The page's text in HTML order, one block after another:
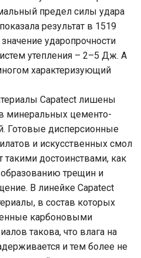
предел силы удара
результат в 1519
ударопрочности
утепления – 2–5 Дж. А
характеризующий
Capatect лишены
минеральных цементо-
Готовые дисперсионные
и искусственных смол
достоинствами, как
трещин и
В линейке Capatect
в состав которых
карбоновыми
такова, что влага на
и тем более не